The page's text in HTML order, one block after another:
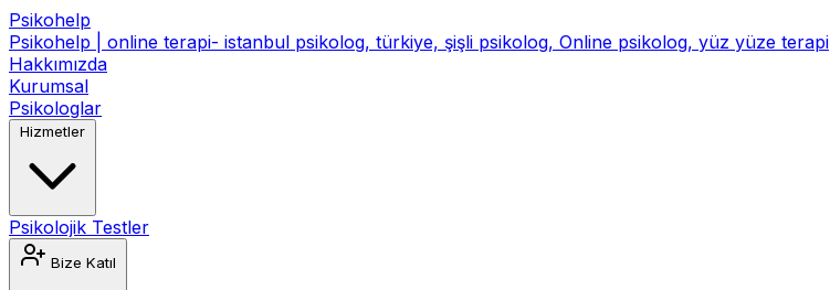
Psikohelp
Psikohelp | online terapi- istanbul psikolog, türkiye, şişli psikolog, Online psikolog, yüz yüze terapi
Hakkımızda
Kurumsal
Psikologlar
Hizmetler
Psikolojik Testler
Bize Katıl